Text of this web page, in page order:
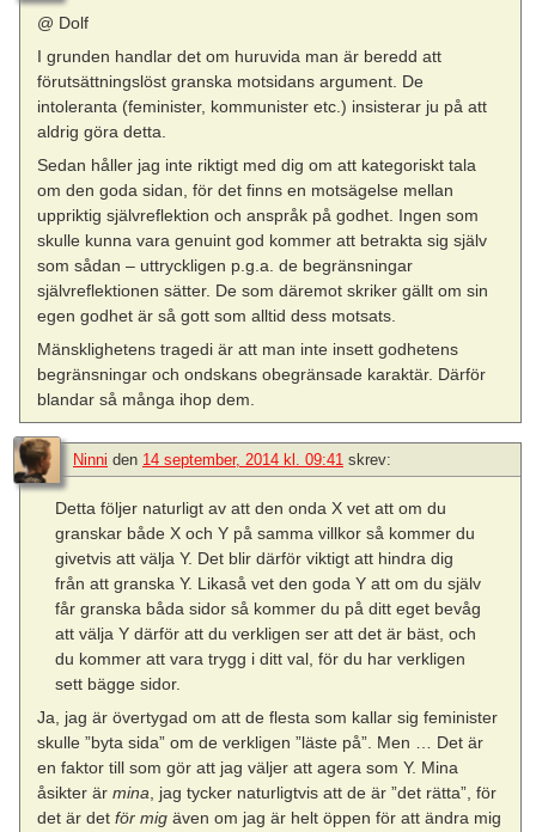
@ Dolf
I grunden handlar det om huruvida man är beredd att
förutsättningslöst granska motsidans argument. De
intoleranta (feminister, kommunister etc.) insisterar ju på att
aldrig göra detta.
Sedan håller jag inte riktigt med dig om att kategoriskt tala
om den goda sidan, för det finns en motsägelse mellan
uppriktig självreflektion och anspråk på godhet. Ingen som
skulle kunna vara genuint god kommer att betrakta sig själv
som sådan – uttryckligen p.g.a. de begränsningar
självreflektionen sätter. De som däremot skriker gällt om sin
egen godhet är så gott som alltid dess motsats.
Mänsklighetens tragedi är att man inte insett godhetens
begränsningar och ondskans obegränsade karaktär. Därför
blandar så många ihop dem.
Ninni den 14 september, 2014 kl. 09:41 skrev:
Detta följer naturligt av att den onda X vet att om du
granskar både X och Y på samma villkor så kommer du
givetvis att välja Y. Det blir därför viktigt att hindra dig
från att granska Y. Likaså vet den goda Y att om du själv
får granska båda sidor så kommer du på ditt eget bevåg
att välja Y därför att du verkligen ser att det är bäst, och
du kommer att vara trygg i ditt val, för du har verkligen
sett bägge sidor.
Ja, jag är övertygad om att de flesta som kallar sig feminister
skulle ”byta sida” om de verkligen ”läste på”. Men … Det är
en faktor till som gör att jag väljer att agera som Y. Mina
åsikter ärmina , jag tycker naturligtvis att de är ”det rätta”, för
det är detför mig även om jag är helt öppen för att ändra mig